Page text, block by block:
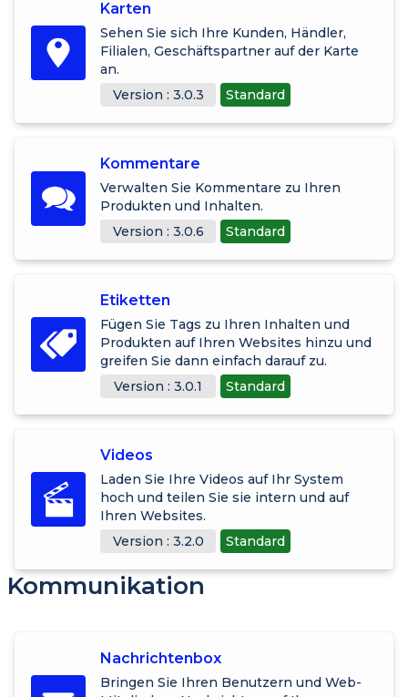
Karten
Sehen Sie sich Ihre Kunden, Händler,
Filialen, Geschäftspartner auf der Karte
an.
Version : 3.0.3
Standard
Kommentare
Verwalten Sie Kommentare zu Ihren
Produkten und Inhalten.
Version : 3.0.6
Standard
Etiketten
Fügen Sie Tags zu Ihren Inhalten und
Produkten auf Ihren Websites hinzu und
greifen Sie dann einfach darauf zu.
Version : 3.0.1
Standard
Videos
Laden Sie Ihre Videos auf Ihr System
hoch und teilen Sie sie intern und auf
Ihren Websites.
Version : 3.2.0
Standard
Kommunikation
Nachrichtenbox
Bringen Sie Ihren Benutzern und Web-